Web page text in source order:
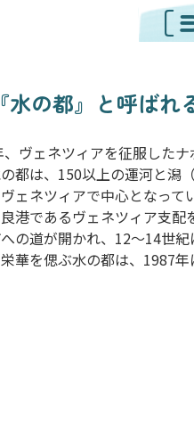
［
水の都』と呼ばれ
、ヴェネツィアを征服した
都は、150以上の運河と潟
ェネツィアで中心となって
港であるヴェネツィア支
の道が開かれ、12～14世
華を偲ぶ水の都は、1987年